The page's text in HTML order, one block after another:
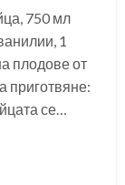
750 мл
1
плодове от
приготвяне:
се…